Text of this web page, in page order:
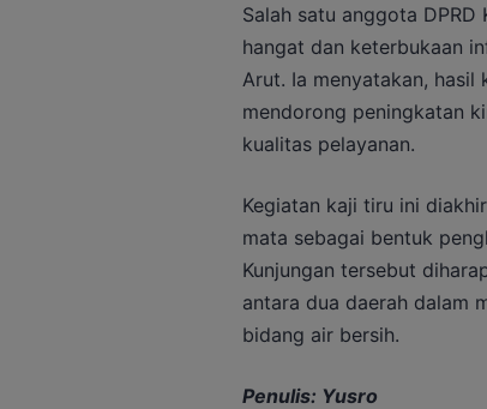
Salah satu anggota DPRD
hangat dan keterbukaan
Arut. Ia menyatakan, hasil
mendorong peningkatan
kualitas pelayanan.
Kegiatan kaji tiru ini
mata sebagai bentuk
Kunjungan tersebut
antara dua daerah dalam
bidang air bersih.
Penulis: Yusro